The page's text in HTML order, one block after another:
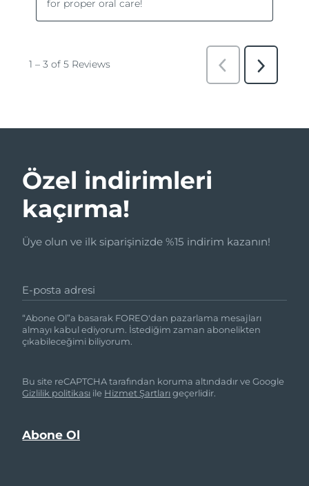
Özel indirimleri
kaçırma!
Üye olun ve ilk siparişinizde %15 indirim kazanın!
E-posta adresi
“Abone Ol”a basarak FOREO'dan pazarlama mesajları
almayı kabul ediyorum. İstediğim zaman abonelikten
çıkabileceğimi biliyorum.
Bu site reCAPTCHA tarafından koruma altındadır ve Google
Gizlilik politikası ile Hizmet Şartlarıgeçerlidir.